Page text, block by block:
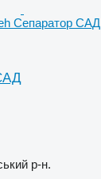
Сепаратор САД
р-н.